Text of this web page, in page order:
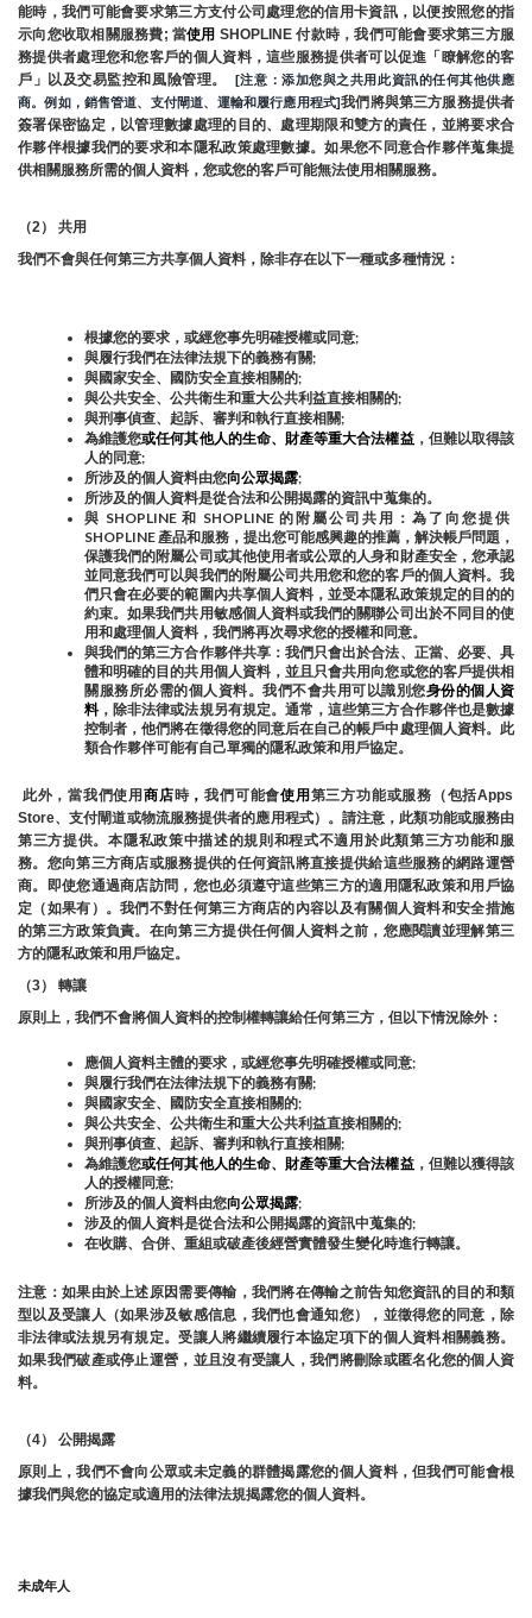
能時，我們可能會要求第三方支付公司處理您的信用卡資訊，以便按照您的指
示向您收取相關服務費; 當使用 SHOPLINE 付款時，我們可能會要求第三方服
務提供者處理您和您客戶的個人資料，這些服務提供者可以促進「瞭解您的客
戶」以及交易監控和風險管理。
[注意：添加您與之共用此資訊的任何其他供應
商。例如，銷售管道、支付閘道、運輸和履行應用程式]我們將與第三方服務提供者
簽署保密協定，以管理數據處理的目的、處理期限和雙方的責任，並將要求合
作夥伴根據我們的要求和本隱私政策處理數據。如果您不同意合作夥伴蒐集提
供相關服務所需的個人資料，您或您的客戶可能無法使用相關服務。
（2） 共用
我們不會與任何第三方共享個人資料，除非存在以下一種或多種情況：
根據您的要求，或經您事先明確授權或同意;
與履行我們在法律法規下的義務有關;
與國家安全、國防安全直接相關的;
與公共安全、公共衛生和重大公共利益直接相關的;
與刑事偵查、起訴、審判和執行直接相關;
為維護您或任何其他人的生命、財產等重大合法權益，但難以取得該
人的同意;
所涉及的個人資料由您向公眾揭露;
所涉及的個人資料是從合法和公開揭露的資訊中蒐集的。
與 SHOPLINE 和 SHOPLINE 的附屬公司共用：為了向您提供
SHOPLINE 產品和服務，提出您可能感興趣的推薦，解決帳戶問題，
保護我們的附屬公司或其他使用者或公眾的人身和財產安全，您承認
並同意我們可以與我們的附屬公司共用您和您的客戶的個人資料。我
們只會在必要的範圍內共享個人資料，並受本隱私政策規定的目的的
約束。如果我們共用敏感個人資料或我們的關聯公司出於不同目的使
用和處理個人資料，我們將再次尋求您的授權和同意。
與我們的第三方合作夥伴共享：我們只會出於合法、正當、必要、具
體和明確的目的共用個人資料，並且只會共用向您或您的客戶提供相
關服務所必需的個人資料。我們不會共用可以識別您身份的個人資
料 ，除非法律或法規另有規定。通常，這些第三方合作夥伴也是數據
控制者，他們將在徵得您的同意后在自己的帳戶中處理個人資料。此
類合作夥伴可能有自己單獨的隱私政策和用戶協定。
此外，當我們使用商店時，我們可能會使用 第三方功能或服務（包括Apps
Store、支付閘道或物流服務提供者的應用程式）。請注意，此類功能或服務由
第三方提供。本隱私政策中描述的規則和程式不適用於此類第三方功能和服
務。您向第三方商店或服務提供的任何資訊將直接提供給這些服務的網路運營
商。即使您通過商店訪問，您也必須遵守這些第三方的適用隱私政策和用戶協
定（如果有）。我們不對任何第三方商店的內容以及有關個人資料和安全措施
的第三方政策負責。在向第三方提供任何個人資料之前，您應閱讀並理解第三
方的隱私政策和用戶協定。
（3） 轉讓
原則上，我們不會將個人資料的控制權轉讓給任何第三方，但以下情況除外：
應個人資料主體的要求，或經您事先明確授權或同意;
與履行我們在法律法規下的義務有關;
與國家安全、國防安全直接相關的;
與公共安全、公共衛生和重大公共利益直接相關的;
與刑事偵查、起訴、審判和執行直接相關;
為維護您或任何其他人的生命、財產等重大合法權益，但難以獲得該
人的授權同意;
所涉及的個人資料由您向公眾揭露;
涉及的個人資料是從合法和公開揭露的資訊中蒐集的;
在收購、合併、重組或破產後經營實體發生變化時進行轉讓。
注意：如果由於上述原因需要傳輸，我們將在傳輸之前告知您資訊的目的和類
型以及受讓人（如果涉及敏感信息，我們也會通知您），並徵得您的同意，除
非法律或法規另有規定。受讓人將繼續履行本協定項下的個人資料相關義務。
如果我們破產或停止運營，並且沒有受讓人，我們將刪除或匿名化您的個人資
料。
（4） 公開揭露
原則上，我們不會向公眾或未定義的群體揭露您的個人資料，但我們可能會根
據我們與您的協定或適用的法律法規揭露您的個人資料。
未成年人